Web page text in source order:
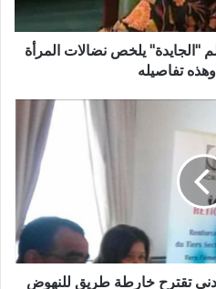
"الجايدة" يلخص نضالات المرأة
تفاصيله
تقترح خارطة طريق للنهوض